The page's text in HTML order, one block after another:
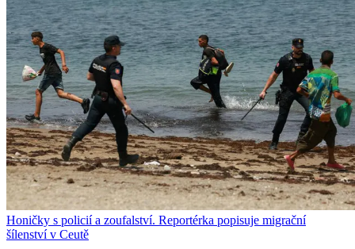
Honičky s policií a zoufalství. Reportérka popisuje migrační
šílenství v Ceutě